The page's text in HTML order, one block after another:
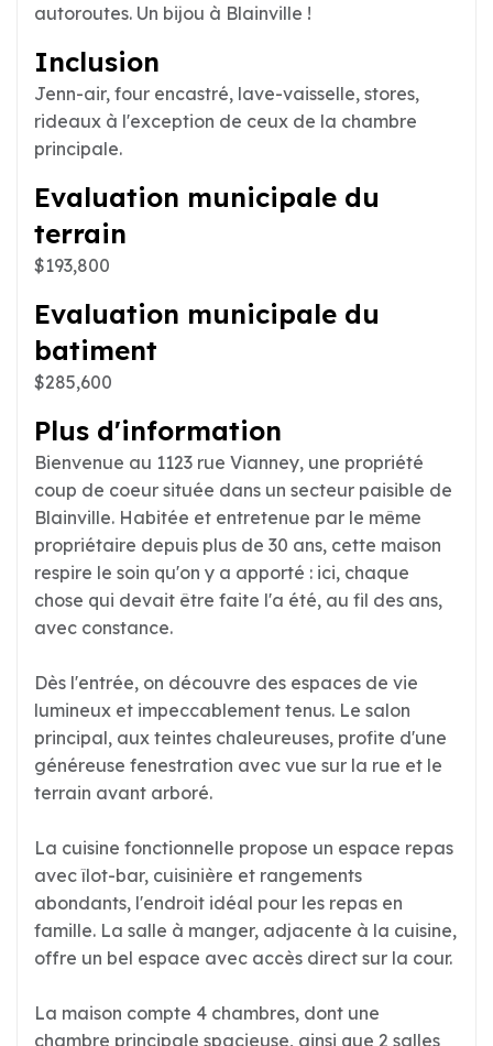
autoroutes. Un bijou à Blainville !
Inclusion
Jenn-air, four encastré, lave-vaisselle, stores,
rideaux à l'exception de ceux de la chambre
principale.
Evaluation municipale du
terrain
$193,800
Evaluation municipale du
batiment
$285,600
Plus d'information
Bienvenue au 1123 rue Vianney, une propriété
coup de coeur située dans un secteur paisible de
Blainville. Habitée et entretenue par le même
propriétaire depuis plus de 30 ans, cette maison
respire le soin qu'on y a apporté : ici, chaque
chose qui devait être faite l'a été, au fil des ans,
avec constance.
Dès l'entrée, on découvre des espaces de vie
lumineux et impeccablement tenus. Le salon
principal, aux teintes chaleureuses, profite d'une
généreuse fenestration avec vue sur la rue et le
terrain avant arboré.
La cuisine fonctionnelle propose un espace repas
avec îlot-bar, cuisinière et rangements
abondants, l'endroit idéal pour les repas en
famille. La salle à manger, adjacente à la cuisine,
offre un bel espace avec accès direct sur la cour.
La maison compte 4 chambres, dont une
chambre principale spacieuse, ainsi que 2 salles